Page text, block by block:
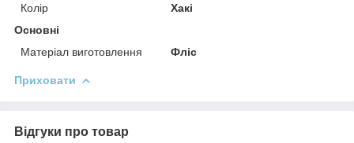
Колір
Хакі
Основні
Матеріал виготовлення
Фліс
Приховати
Відгуки про товар